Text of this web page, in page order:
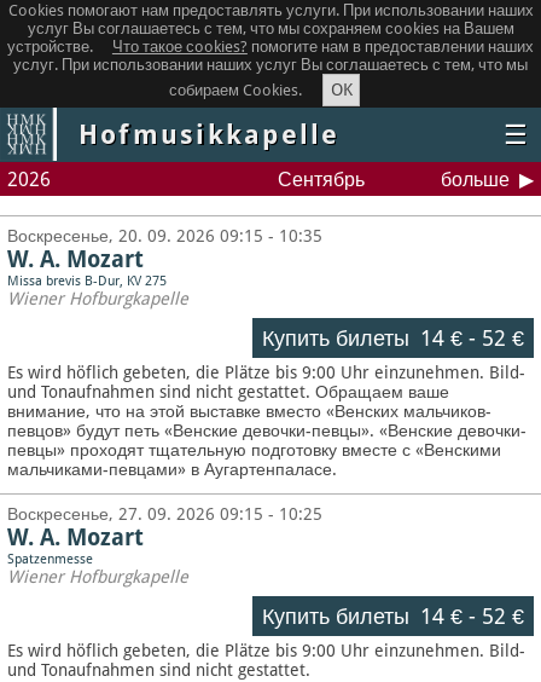
Cookies помогают нам предоставлять услуги. При использовании наших
услуг Вы соглашаетесь с тем, что мы сохраняем сookies на Вашем
устройстве.
Что такое сookies? помогите нам в предоставлении наших
услуг. При использовании наших услуг Вы соглашаетесь с тем, что мы
собираем Cookies.
OK
Hofmusikkapelle ☰
2026 Сентябрь больше
Воскресенье, 20. 09. 2026 09:15 - 10:35
W. A. Mozart
Missa brevis B-Dur, KV 275
Wiener Hofburgkapelle
Купить билеты 14 €- 52 €
Es wird höflich gebeten, die Plätze bis 9:00 Uhr einzunehmen. Bild-
und Tonaufnahmen sind nicht gestattet.Обращаем ваше
внимание, что на этой выставке вместо «Венских мальчиков-
певцов» будут петь «Венские девочки-певцы». «Венские девочки-
певцы» проходят тщательную подготовку вместе с «Венскими
мальчиками-певцами» в Аугартенпаласе.
Воскресенье, 27. 09. 2026 09:15 - 10:25
W. A. Mozart
Spatzenmesse
Wiener Hofburgkapelle
Купить билеты 14 €- 52 €
Es wird höflich gebeten, die Plätze bis 9:00 Uhr einzunehmen. Bild-
und Tonaufnahmen sind nicht gestattet.